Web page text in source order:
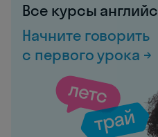
Все курсы
Начните говорить
с первого урока →